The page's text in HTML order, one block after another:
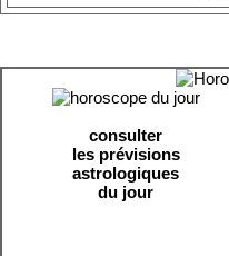
consulter
les prévisions
astrologiques
du jour